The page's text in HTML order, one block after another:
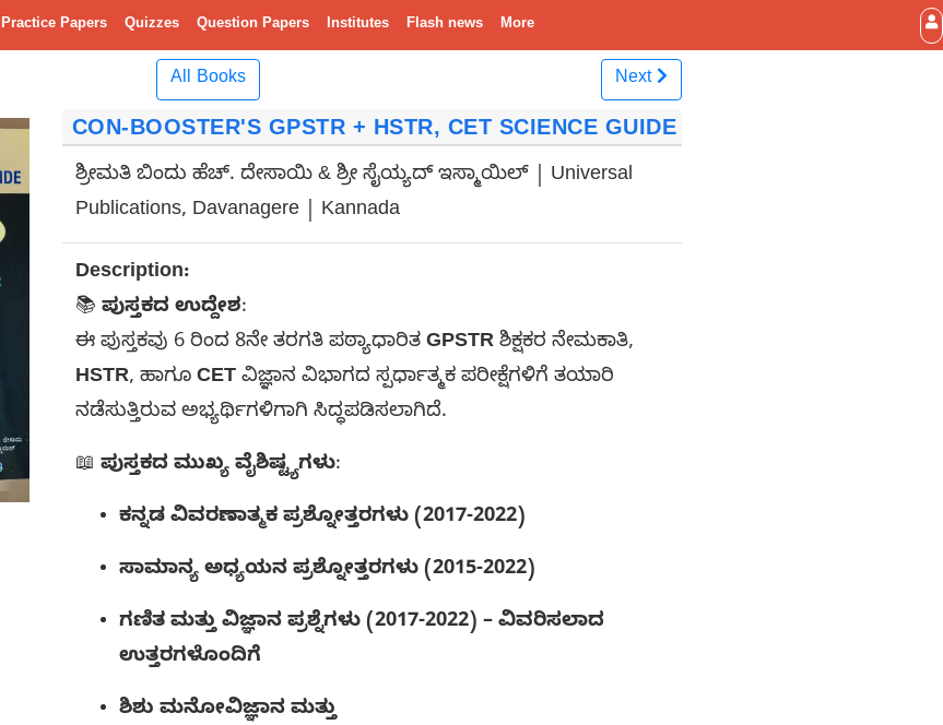
Practice Papers Quizzes Question Papers Institutes Flash news More
All Books
Next
CON-BOOSTER'S GPSTR + HSTR, CET SCIENCE GUIDE
ಶ್ರೀಮತಿ ಬಿಂದು ಹೆಚ್. ದೇಸಾಯಿ & ಶ್ರೀ ಸೈಯ್ಯದ್ ಇಸ್ಮಾಯಿಲ್ | Universal
Publications, Davanagere | Kannada
Description:
📚 ಪುಸ್ತಕದ ಉದ್ದೇಶ:
ಈ ಪುಸ್ತಕವು 6 ರಿಂದ 8ನೇ ತರಗತಿ ಪಠ್ಯಾಧಾರಿತ GPSTRಶಿಕ್ಷಕರ ನೇಮಕಾತಿ,
HSTR, ಹಾಗೂ CETವಿಜ್ಞಾನ ವಿಭಾಗದ ಸ್ಪರ್ಧಾತ್ಮಕ ಪರೀಕ್ಷೆಗಳಿಗೆ ತಯಾರಿ
ನಡೆಸುತ್ತಿರುವ ಅಭ್ಯರ್ಥಿಗಳಿಗಾಗಿ ಸಿದ್ಧಪಡಿಸಲಾಗಿದೆ.
📖 ಪುಸ್ತಕದ ಮುಖ್ಯ ವೈಶಿಷ್ಟ್ಯಗಳು:
ಕನ್ನಡ ವಿವರಣಾತ್ಮಕ ಪ್ರಶ್ನೋತ್ತರಗಳು (2017-2022)
ಸಾಮಾನ್ಯ ಅಧ್ಯಯನ ಪ್ರಶ್ನೋತ್ತರಗಳು (2015-2022)
ಗಣಿತ ಮತ್ತು ವಿಜ್ಞಾನ ಪ್ರಶ್ನೆಗಳು (2017-2022) – ವಿವರಿಸಲಾದ
ಉತ್ತರಗಳೊಂದಿಗೆ
ಶಿಶು ಮನೋವಿಜ್ಞಾನ ಮತ್ತು